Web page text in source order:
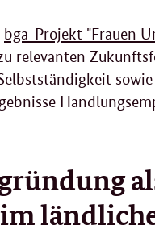
bga-Projekt "Frauen
relevanten